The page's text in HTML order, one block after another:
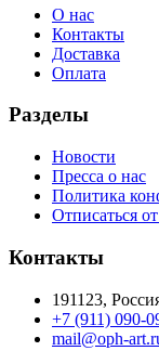
О нас
Контакты
Доставка
Оплата
Разделы
Новости
Пресса о нас
Политика
Отписаться
Контакты
191123,
+7 (911) 090-
mail@oph-